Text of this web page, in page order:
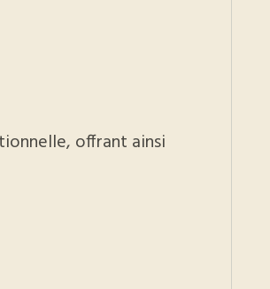
offrant ainsi